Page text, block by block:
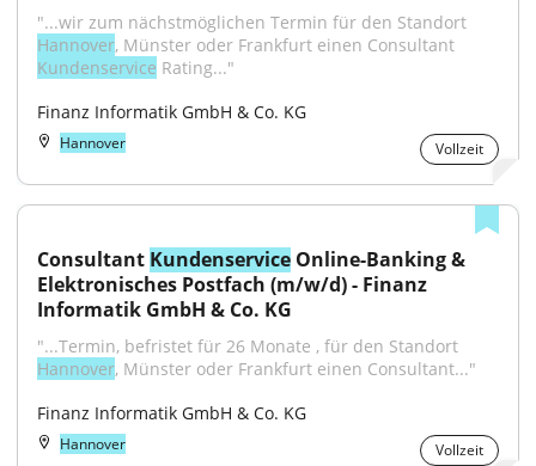
Hannover
Kundenservice Rating..."
Finanz Informatik GmbH & Co. KG
Hannover Vollzeit
Consultant Kundenservice Online-Banking &
Elektronisches Postfach (m/w/d) - Finanz
Informatik GmbH & Co. KG
Hannover, Münster oder Frankfurt einen Consultant..."
Finanz Informatik GmbH & Co. KG
Hannover Vollzeit